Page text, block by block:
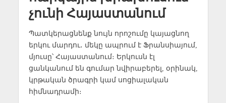
չունի Հայաստանում
Պատկերացնենք նույն որոշումը կայացնող
երկու մարդու․ մեկը ապրում է Ֆրանսիայում,
մյուսը՝ Հայաստանում։ Երկուսն էլ
ցանկանում են գումար նվիրաբերել, օրինակ,
կրթական ծրագրի կամ սոցիալական
հիմնադրամի։